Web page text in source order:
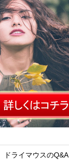
ドライマウスのQ&A